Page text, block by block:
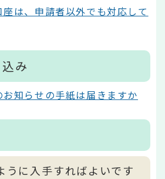
は、申請者以外でも対応して
み
知らせの手紙は届きますか
うに入手すればよいです